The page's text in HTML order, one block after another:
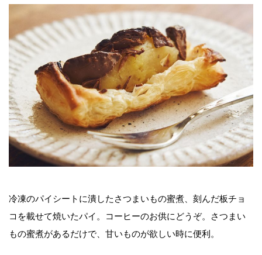
冷凍のパイシートに潰したさつまいもの蜜煮、刻んだ板チョ
コを載せて焼いたパイ。コーヒーのお供にどうぞ。さつまい
もの蜜煮があるだけで、甘いものが欲しい時に便利。